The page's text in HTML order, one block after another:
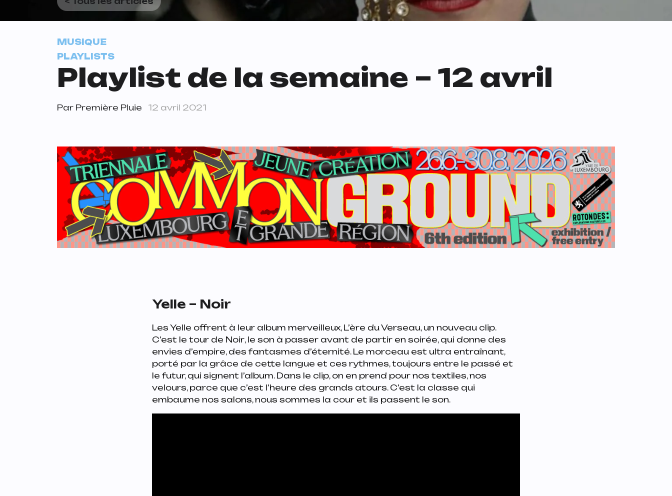
MUSIQUE
PLAYLISTS
Playlist de la semaine – 12 avril
Par Première Pluie 12 avril 2021
Yelle – Noir
Les Yelle offrent à leur album merveilleux, L’ère du Verseau, un nouveau clip.
C’est le tour de Noir, le son à passer avant de partir en soirée, qui donne des
envies d’empire, des fantasmes d’éternité. Le morceau est ultra entraînant,
porté par la grâce de cette langue et ces rythmes, toujours entre le passé et
le futur, qui signent l’album. Dans le clip, on en prend pour nos textiles, nos
velours, parce que c’est l’heure des grands atours. C’est la classe qui
embaume nos salons, nous sommes la cour et ils passent le son.